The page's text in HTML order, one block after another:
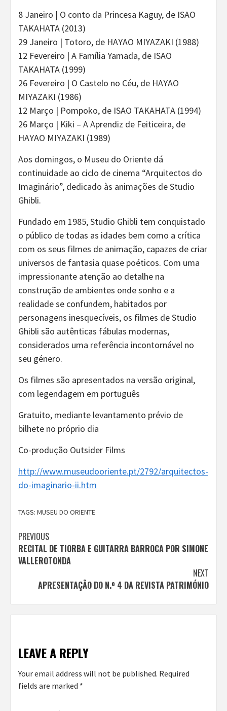
8 Janeiro | O conto da Princesa Kaguy, de ISAO
TAKAHATA (2013)
29 Janeiro | Totoro, de HAYAO MIYAZAKI (1988)
12 Fevereiro | A Família Yamada, de ISAO
TAKAHATA (1999)
26 Fevereiro | O Castelo no Céu, de HAYAO
MIYAZAKI (1986)
12 Março | Pompoko, de ISAO TAKAHATA (1994)
26 Março | Kiki – A Aprendiz de Feiticeira, de
HAYAO MIYAZAKI (1989)
Aos domingos, o Museu do Oriente dá
continuidade ao ciclo de cinema “Arquitectos do
Imaginário”, dedicado às animações de Studio
Ghibli.
Fundado em 1985, Studio Ghibli tem conquistado
o público de todas as idades bem como a crítica
com os seus filmes de animação, capazes de criar
universos de fantasia quase poéticos. Com uma
impressionante atenção ao detalhe na
construção de ambientes onde sonho e a
realidade se confundem, habitados por
personagens inesquecíveis, os filmes de Studio
Ghibli são autênticas fábulas modernas,
considerados uma referência incontornável no
seu género.
Os filmes são apresentados na versão original,
com legendagem em português
Gratuito, mediante levantamento prévio de
bilhete no próprio dia
Co-produção Outsider Films
http://www.museudooriente.pt/2792/arquitectos-
do-imaginario-ii.htm
TAGS: MUSEU DO ORIENTE
Continue
Reading
PREVIOUS
RECITAL DE TIORBA E GUITARRA BARROCA POR SIMONE
VALLEROTONDA
NEXT
APRESENTAÇÃO DO N.º 4 DA REVISTA PATRIMÓNIO
LEAVE A REPLY
Your email address will not be published. Required
fields are marked *